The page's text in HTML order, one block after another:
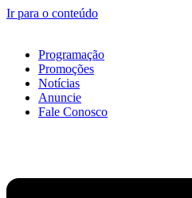
Ir para o conteúdo
Programação
Promoções
Notícias
Anuncie
Fale Conosco